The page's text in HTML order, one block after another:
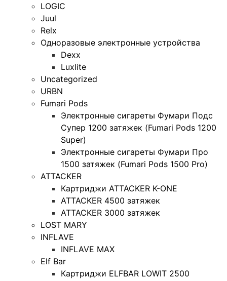
LOGIC
Juul
Relx
Одноразовые электронные устройства
Dexx
Luxlite
Uncategorized
URBN
Fumari Pods
Электронные сигареты Фумари Подс
Супер 1200 затяжек (Fumari Pods 1200
Super)
Электронные сигареты Фумари Про
1500 затяжек (Fumari Pods 1500 Pro)
ATTACKER
Картриджи ATTACKER K-ONE
ATTACKER 4500 затяжек
ATTACKER 3000 затяжек
LOST MARY
INFLAVE
INFLAVE MAX
Elf Bar
Картриджи ELFBAR LOWIT 2500